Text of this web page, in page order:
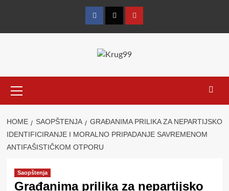
FacebookTwitterYouTube
Menu
HOME SAOPŠTENJA
GRAĐANIMA PRILIKA ZA NEPARTIJSKO
IDENTIFICIRANJE I MORALNO PRIPADANJE SAVREMENOM
ANTIFAŠISTIČKOM OTPORU
Saopštenja
Građanima prilika za nepartijsko